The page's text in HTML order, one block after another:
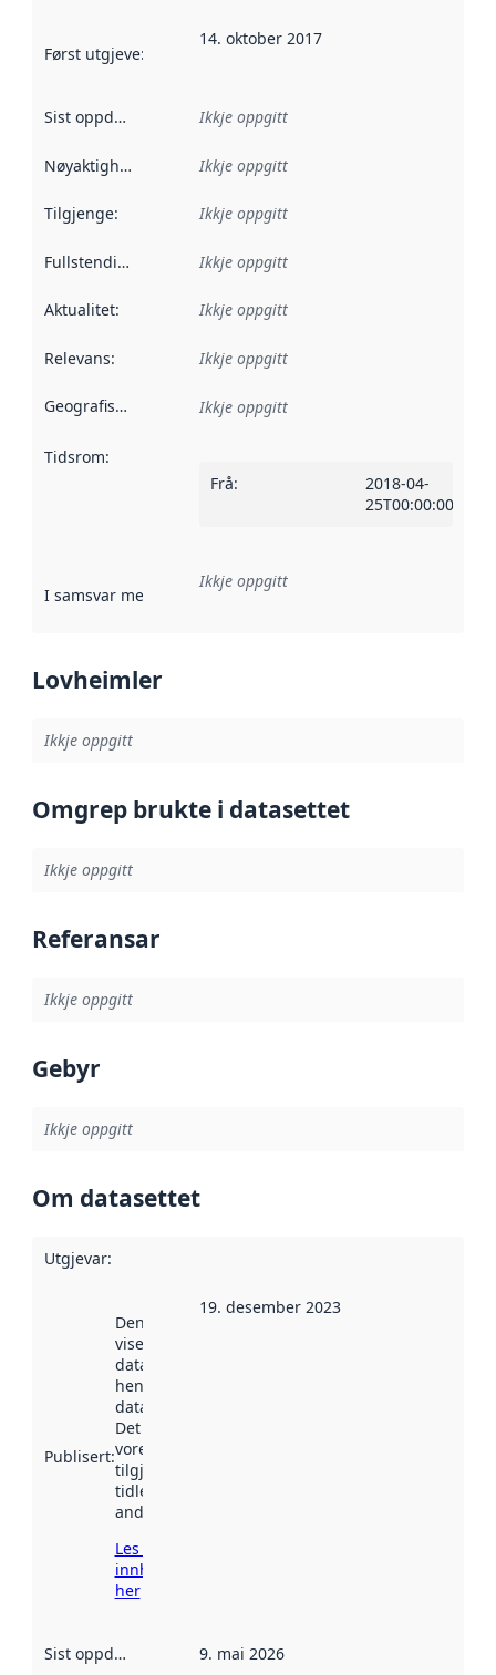
Først utgjeve:
14. oktober 2017
Sist oppdatert Ikkje oppgitt
Nøyaktigheit Ikkje oppgitt
Tilgjenge: Ikkje oppgitt
Fullstendigheit Ikkje oppgitt
Aktualitet: Ikkje oppgitt
Relevans: Ikkje oppgitt
Geografisk område Ikkje oppgitt
Tidsrom:
Frå:
2018-04-
25T00:00:00Z
I samsvar med Referanse til ei implementeringsregel eller
Ikkje oppgitt
Lovheimler
Ikkje oppgitt
Omgrep brukte i datasettet
Ikkje oppgitt
Referansar
Ikkje oppgitt
Gebyr
Ikkje oppgitt
Om datasettet
Utgjevar:
Publisert:
Denne datoen
viser når
datasettet vart
henta inn av
data.norge.no.
Det kan ha
vore
tilgjengeleg
tidlegare
andre stader.
Les meir om
innhenting
her
19. desember 2023
Sist oppdatert 9. mai 2026